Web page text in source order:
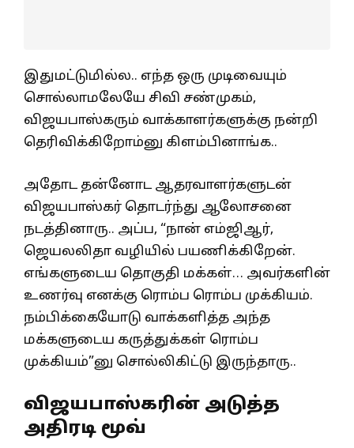
இதுமட்டுமில்ல.. எந்த ஒரு முடிவையும்
சொல்லாமலேயே சிவி சண்முகம்,
விஜயபாஸ்கரும் வாக்காளர்களுக்கு நன்றி
தெரிவிக்கிறோம்னு கிளம்பினாங்க..
அதோட தன்னோட ஆதரவாளர்களுடன்
விஜயபாஸ்கர் தொடர்ந்து ஆலோசனை
நடத்தினாரு.. அப்ப, “நான் எம்ஜிஆர்,
ஜெயலலிதா வழியில் பயணிக்கிறேன்.
எங்களுடைய தொகுதி மக்கள்… அவர்களின்
உணர்வு எனக்கு ரொம்ப ரொம்ப முக்கியம்.
நம்பிக்கையோடு வாக்களித்த அந்த
மக்களுடைய கருத்துக்கள் ரொம்ப
முக்கியம்”னு சொல்லிகிட்டு இருந்தாரு..
விஜயபாஸ்கரின் அடுத்த
அதிரடி மூவ்